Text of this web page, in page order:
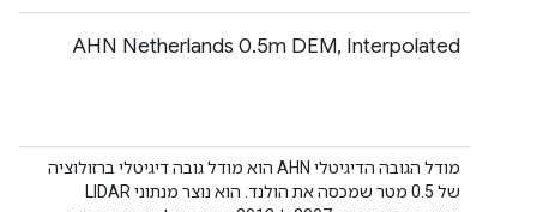
‫AHN Netherlands 0.5m DEM, Interpolated
מודל הגובה הדיגיטלי AHN הוא מודל גובה דיגיטלי ברזולוציה
של 0.5 מטר שמכסה את הולנד. הוא נוצר מנתוני LIDAR